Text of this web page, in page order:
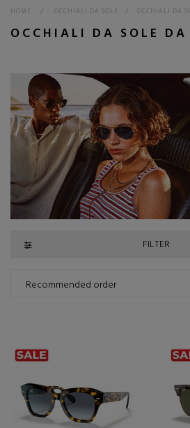
HOME > OCCHIALI DA SOLE > OCCHIALI DA
OCCHIALI DA SOLE DA
FILTER